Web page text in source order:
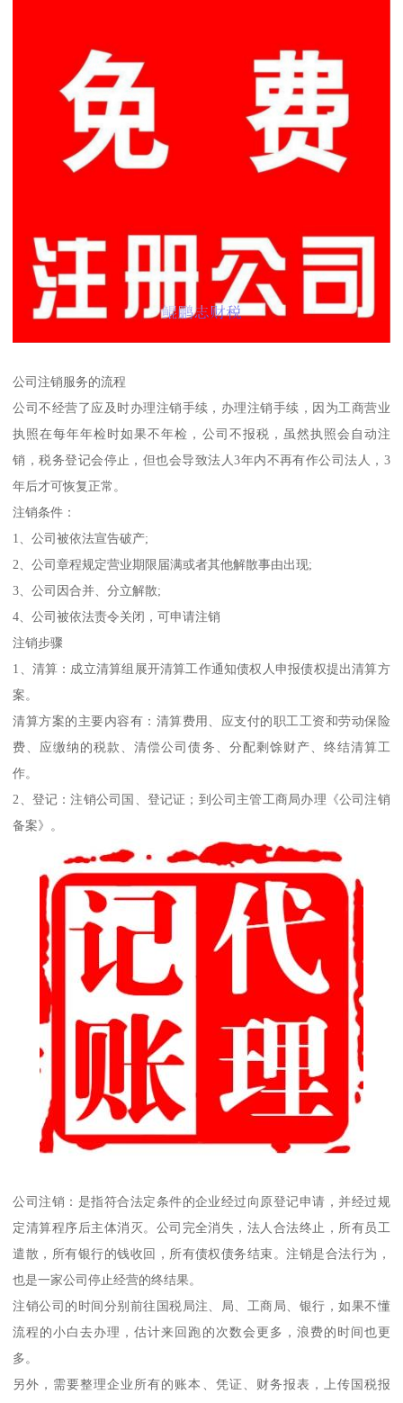
公司注销服务的流程
公司不经营了应及时办理注销手续，办理注销手续，因为工商营业
执照在每年年检时如果不年检，公司不报税，虽然执照会自动注
销，税务登记会停止，但也会导致法人3年内不再有作公司法人，3
年后才可恢复正常。
注销条件：
1、公司被依法宣告破产;
2、公司章程规定营业期限届满或者其他解散事由出现;
3、公司因合并、分立解散;
4、公司被依法责令关闭，可申请注销
注销步骤
1、清算：成立清算组展开清算工作通知债权人申报债权提出清算方
案。
清算方案的主要内容有：清算费用、应支付的职工工资和劳动保险
费、应缴纳的税款、清偿公司债务、分配剩馀财产、终结清算工
作。
2、登记：注销公司国、登记证；到公司主管工商局办理《公司注销
备案》。
公司注销：是指符合法定条件的企业经过向原登记申请，并经过规
定清算程序后主体消灭。公司完全消失，法人合法终止，所有员工
遣散，所有银行的钱收回，所有债权债务结束。注销是合法行为，
也是一家公司停止经营的终结果。
注销公司的时间分别前往国税局注、局、工商局、银行，如果不懂
流程的小白去办理，估计来回跑的次数会更多，浪费的时间也更
多。
另外，需要整理企业所有的账本、凭证、财务报表，上传国税报